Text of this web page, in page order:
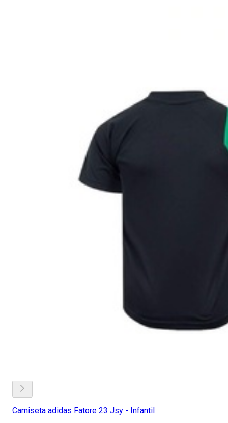
Camiseta adidas Fatore 23 Jsy - Infantil